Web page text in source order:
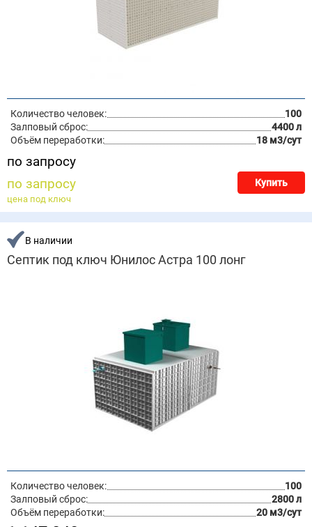
Количество человек:
100
Залповый сброс:
4400 л
Объём переработки:
18 м3/сут
по запросу
по запросу
Купить
цена под ключ
В наличии
Септик под ключ Юнилос Астра 100 лонг
Количество человек:
100
Залповый сброс:
2800 л
Объём переработки:
20 м3/сут